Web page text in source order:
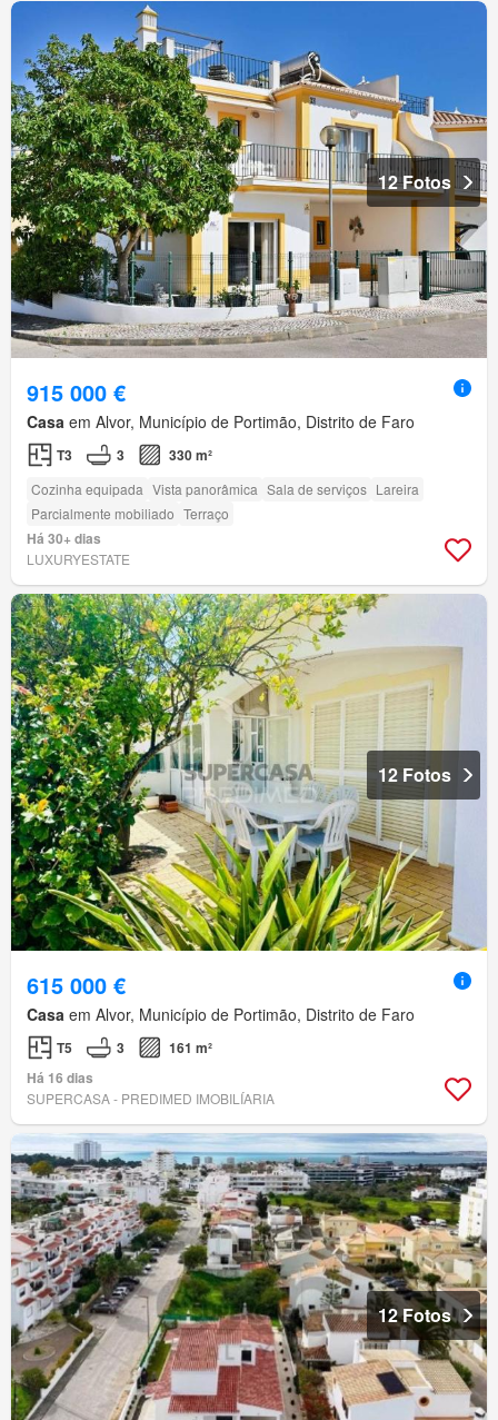
12 Fotos
915 000 €
Casa em Alvor, Município de Portimão, Distrito de Faro
T3 3 330 m²
Cozinha equipada Vista panorâmica Sala de serviços Lareira
Parcialmente mobiliado Terraço
Há 30+ dias
LUXURYESTATE
12 Fotos
615 000 €
Casa em Alvor, Município de Portimão, Distrito de Faro
T5 3
161 m²
Há 16 dias
SUPERCASA - PREDIMED IMOBILÍARIA
12 Fotos